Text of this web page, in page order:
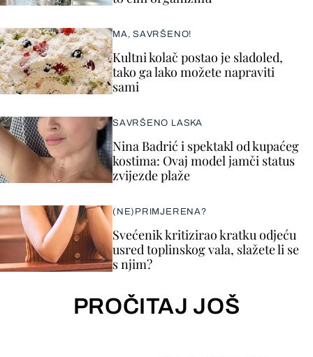
MA, SAVRŠENO!
Kultni kolač postao je sladoled,
tako ga lako možete napraviti
sami
SAVRŠENO LASKA
Nina Badrić i spektakl od kupaćeg
kostima: Ovaj model jamči status
zvijezde plaže
(NE)PRIMJERENA?
Svećenik kritizirao kratku odjeću
usred toplinskog vala, slažete li se
s njim?
PROČITAJ JOŠ